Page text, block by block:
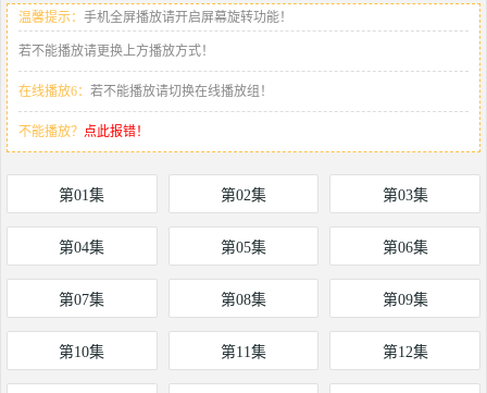
温馨提示： 手机全屏播放请开启屏幕旋转功能！
若不能播放请更换上方播放方式！
在线播放6： 若不能播放请切换在线播放组！
不能播放？ 点此报错！
第01集 第02集 第03集
第04集 第05集 第06集
第07集 第08集 第09集
第10集 第11集 第12集